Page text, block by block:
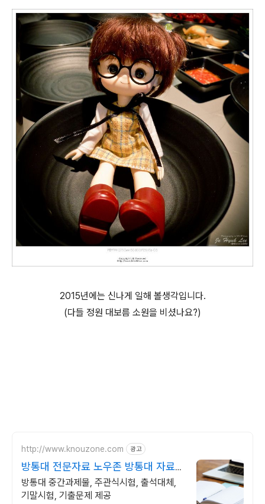
2015년에는 신나게 일해 볼생각입니다.
(다들 정원 대보름 소원을 비셨나요?)
http://www.knouzone.com 광고
방통대 전문자료 노우존 방통대 자료포
털 NO.1
방통대 중간과제물, 주관식시험, 출석대체,
기말시험, 기출문제 제공